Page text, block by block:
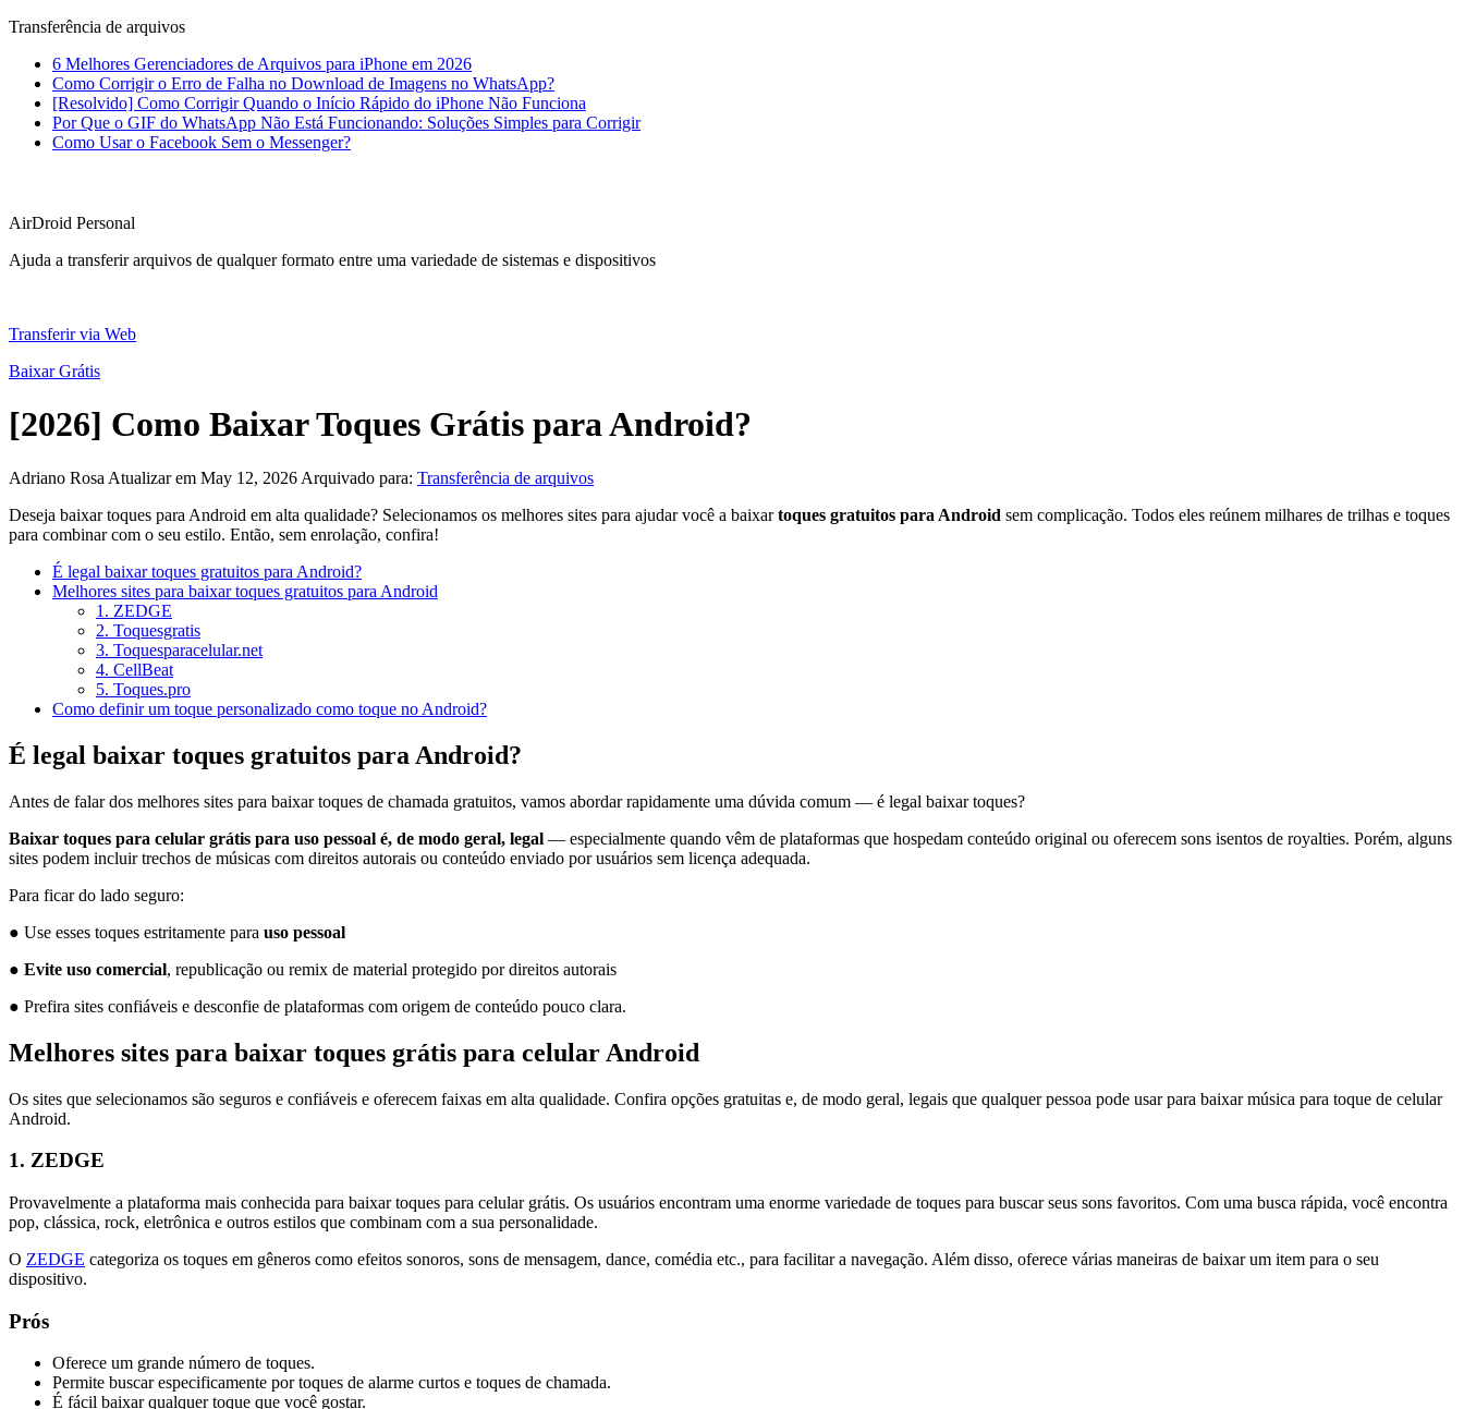
Transferência de arquivos
6 Melhores Gerenciadores de Arquivos para iPhone em 2026
Como Corrigir o Erro de Falha no Download de Imagens no WhatsApp?
[Resolvido] Como Corrigir Quando o Início Rápido do iPhone Não Funciona
Por Que o GIF do WhatsApp Não Está Funcionando: Soluções Simples para Corrigir
Como Usar o Facebook Sem o Messenger?
AirDroid Personal
Ajuda a transferir arquivos de qualquer formato entre uma variedade de sistemas e dispositivos
Transferir via Web
Baixar Grátis
[2026] Como Baixar Toques Grátis para Android?
Adriano Rosa Atualizar em May 12, 2026 Arquivado para: Transferência de arquivos
Deseja baixar toques para Android em alta qualidade? Selecionamos os melhores sites para ajudar você a baixartoques gratuitos para Android sem complicação. Todos eles reúnem milhares de trilhas e toques
para combinar com o seu estilo. Então, sem enrolação, confira!
É legal baixar toques gratuitos para Android?
Melhores sites para baixar toques gratuitos para Android
1. ZEDGE
2. Toquesgratis
3. Toquesparacelular.net
4. CellBeat
5. Toques.pro
Como definir um toque personalizado como toque no Android?
É legal baixar toques gratuitos para Android?
Antes de falar dos melhores sites para baixar toques de chamada gratuitos, vamos abordar rapidamente uma dúvida comum — é legal baixar toques?
Baixar toques para celular grátis para uso pessoal é, de modo geral, legal — especialmente quando vêm de plataformas que hospedam conteúdo original ou oferecem sons isentos de royalties. Porém, alguns
sites podem incluir trechos de músicas com direitos autorais ou conteúdo enviado por usuários sem licença adequada.
Para ficar do lado seguro:
● Use esses toques estritamente para uso pessoal
● Evite uso comercial, republicação ou remix de material protegido por direitos autorais
● Prefira sites confiáveis e desconfie de plataformas com origem de conteúdo pouco clara.
Melhores sites para baixar toques grátis para celular Android
Os sites que selecionamos são seguros e confiáveis e oferecem faixas em alta qualidade. Confira opções gratuitas e, de modo geral, legais que qualquer pessoa pode usar para baixar música para toque de celular
Android.
1. ZEDGE
Provavelmente a plataforma mais conhecida para baixar toques para celular grátis. Os usuários encontram uma enorme variedade de toques para buscar seus sons favoritos. Com uma busca rápida, você encontra
pop, clássica, rock, eletrônica e outros estilos que combinam com a sua personalidade.
O ZEDGE categoriza os toques em gêneros como efeitos sonoros, sons de mensagem, dance, comédia etc., para facilitar a navegação. Além disso, oferece várias maneiras de baixar um item para o seu
dispositivo.
Prós
Oferece um grande número de toques.
Permite buscar especificamente por toques de alarme curtos e toques de chamada.
É fácil baixar qualquer toque que você gostar.